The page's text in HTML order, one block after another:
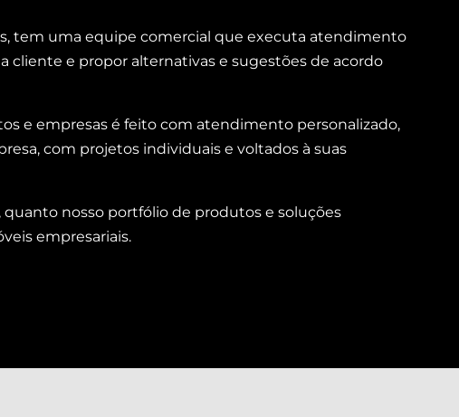
tem uma equipe comercial que executa atendimento
cliente e propor alternativas e sugestões de acordo
e empresas é feito com atendimento personalizado,
com projetos individuais e voltados à suas
nosso portfólio de produtos e soluções
empresariais.